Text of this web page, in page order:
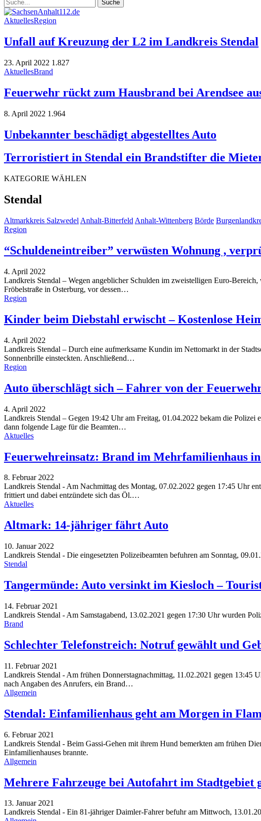
AktuellesRegion
Unfall auf Kreuzung der L2 im Landkreis Stendal
23. April 2022 1.827
AktuellesBrand
Feuerwehr rückt zum Hausbrand bei Arendsee
8. April 2022 1.964
Unbekannter beschädigt abgestelltes Auto
Terroristiert in Stendal ein Brandstifter die
KATEGORIE WÄHLEN
Stendal
Altmarkkreis Salzwedel Anhalt-Bitterfeld Anhalt-Wittenberg Börde
Region
“Schuldeneintreiber” verwüsten Wohnung ,
4. April 2022
Landkreis Stendal – Wegen angeblicher Schulden im zweistelligen Euro-
Fröbelstraße in Osterburg, vor dessen…
Region
Kinder beim Diebstahl erwischt – Kostenlose
4. April 2022
Landkreis Stendal – Durch eine aufmerksame Kundin im Nettomarkt in der
Sonnenbrille einsteckten. Anschließend…
Region
Auto überschlägt sich – Fahrer von der
4. April 2022
Landkreis Stendal – Gegen 19:42 Uhr am Freitag, 01.04.2022 bekam die
dann folgende Lage für die Beamten…
Aktuelles
Feuerwehreinsatz: Brand im Mehrfamilienhaus
8. Februar 2022
Landkreis Stendal - Am Nachmittag des Montag, 07.02.2022 gegen 17:45 Uhr
frittiert und dabei entzündete sich das Öl.…
Aktuelles
Altmark: 14-jähriger fährt Auto
10. Januar 2022
Landkreis Stendal - Die eingesetzten Polizeibeamten befuhren am Sonntag,
Stendal
Tangermünde: Auto versinkt im Kiesloch –
14. Februar 2021
Landkreis Stendal - Am Samstagabend, 13.02.2021 gegen 17:30 Uhr wurden
Brand
Schlechter Telefonstreich: Notruf gewählt und
11. Februar 2021
Landkreis Stendal - Am frühen Donnerstagnachmittag, 11.02.2021 gegen 13:45
nach Angaben des Anrufers, ein Brand…
Allgemein
Stendal: Einfamilienhaus geht am Morgen in
6. Februar 2021
Landkreis Stendal - Beim Gassi-Gehen mit ihrem Hund bemerkten am frühen
Einfamilienhauses brannte.
Allgemein
Mehrere Fahrzeuge bei Autofahrt im
13. Januar 2021
Landkreis Stendal - Ein 81-jähriger Daimler-Fahrer befuhr am Mittwoch,